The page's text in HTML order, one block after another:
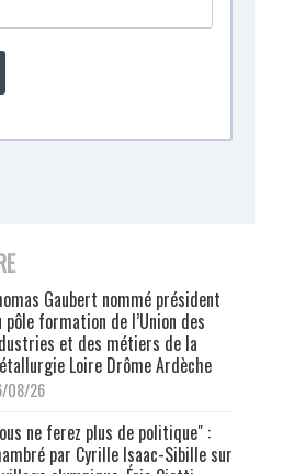
Gaubert nommé président
pôle formation de l’Union des
et des métiers de la
Loire Drôme Ardèche
08/26
ne ferez plus de politique" :
par Cyrille Isaac-Sibille sur